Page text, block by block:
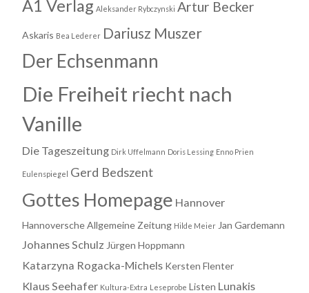
A1 Verlag Aleksander Rybczynski Artur Becker
Askaris Bea Lederer Dariusz Muszer
Der Echsenmann
Die Freiheit riecht nach
Vanille
Die Tageszeitung Dirk Uffelmann Doris Lessing Enno Prien
Eulenspiegel Gerd Bedszent
Gottes Homepage Hannover
Hannoversche Allgemeine Zeitung Hilde Meier Jan Gardemann
Johannes Schulz Jürgen Hoppmann
Katarzyna Rogacka-Michels Kersten Flenter
Klaus Seehafer Kultura-Extra Leseprobe Listen Lunakis